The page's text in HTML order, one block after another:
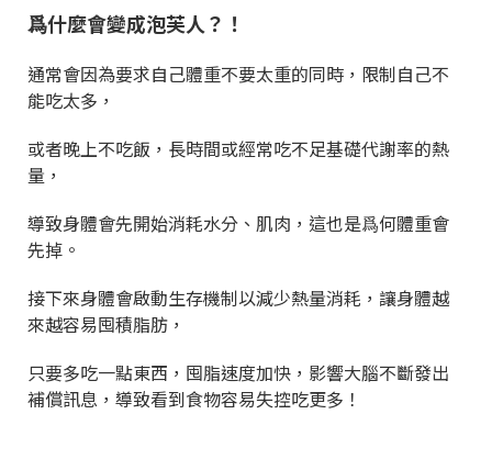
爲什麼會變成泡芙人？！
通常會因為要求自己體重不要太重的同時，限制自己不
能吃太多，
或者晚上不吃飯，長時間或經常吃不足基礎代謝率的熱
量，
導致身體會先開始消耗水分、肌肉，這也是爲何體重會
先掉。
接下來身體會啟動生存機制以減少熱量消耗，讓身體越
來越容易囤積脂肪，
只要多吃一點東西，囤脂速度加快，影響大腦不斷發出
補償訊息，導致看到食物容易失控吃更多！